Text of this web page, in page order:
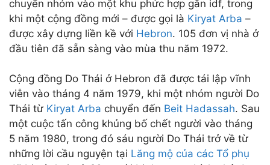
chuyển nhóm vào một khu phức hợp gần idf, trong
khi một cộng đồng mới – được gọi là Kiryat Arba –
được xây dựng liền kề với Hebron. 105 đơn vị nhà ở
đầu tiên đã sẵn sàng vào mùa thu năm 1972.
Cộng đồng Do Thái ở Hebron đã được tái lập vĩnh
viễn vào tháng 4 năm 1979, khi một nhóm người Do
Thái từ Kiryat Arba chuyển đến Beit Hadassah. Sau
một cuộc tấn công khủng bố chết người vào tháng
5 năm 1980, trong đó sáu người Do Thái trở về từ
những lời cầu nguyện tại Lăng mộ của các Tổ phụ